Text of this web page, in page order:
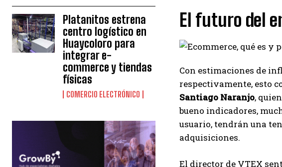
Platanitos estrena
centro logístico en
Huaycoloro para
integrar e-
commerce y tiendas
físicas
COMERCIO ELECTRÓNICO
El futuro del
Con estimaciones de
respectivamente, esto
Santiago Naranjo,
bueno indicadores,
usuario, tendrán una
adquisiciones.
El director de VTEX